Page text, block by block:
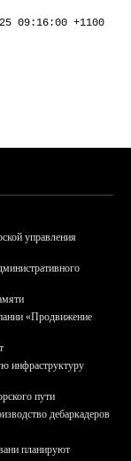
09:16:00 +1100
управления
«Продвижение
инфраструктуру
пути
дебаркадеров
планируют